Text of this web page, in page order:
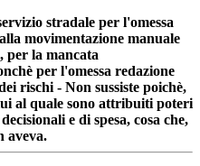
stradale per l'omessa
movimentazione manuale
per la mancata
per l'omessa redazione
rischi - Non sussiste poichè,
al quale sono attribuiti poteri
e di spesa, cosa che,
aveva.